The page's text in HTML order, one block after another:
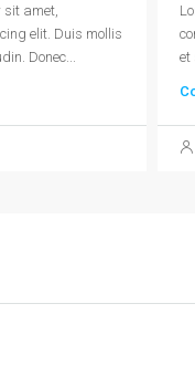
amet,
elit. Duis mollis
Donec...
et